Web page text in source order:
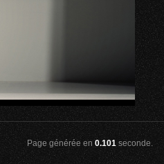
Page générée en 0.101 seconde.